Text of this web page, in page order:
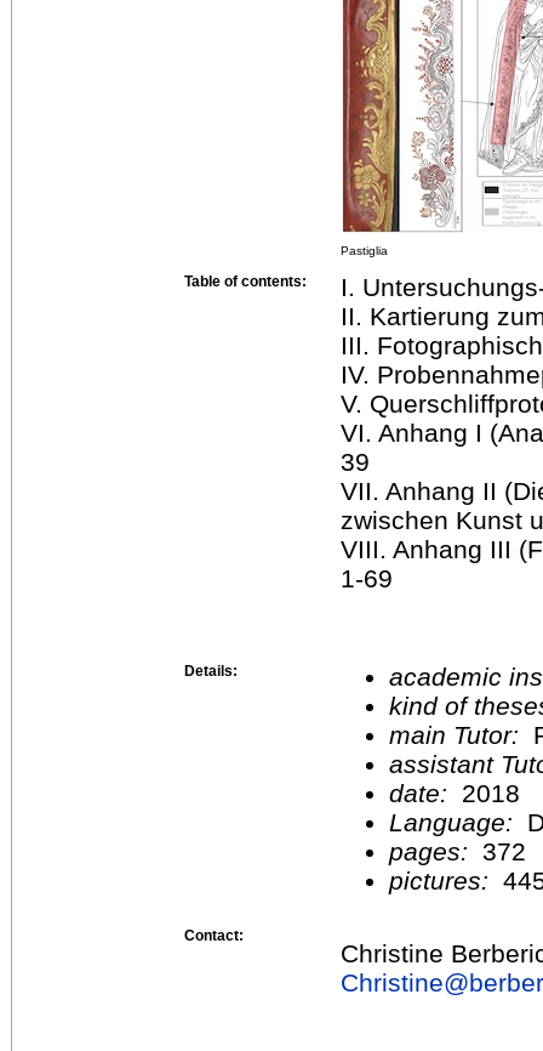
Pastiglia
Table of contents:
I.
II. Kartierung
III.
IV.
V.
VI. Anhang I
39
VII. Anhang II
zwischen Kunst
VIII. Anhang III
1-69
Details:
academic
kind of
main Tutor:
assistant
date:
2018
Language:
pages: 372
pictures:
Contact:
Christine
Christine@